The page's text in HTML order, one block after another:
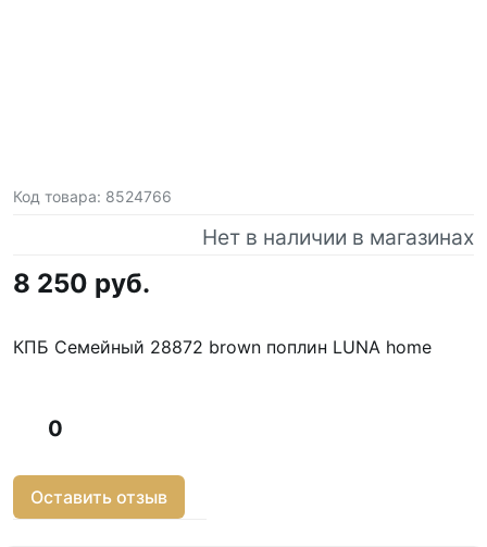
Код товара: 8524766
Нет в наличии в магазинах
8 250 руб.
КПБ Семейный 28872 brown поплин LUNA home
0
Оставить отзыв